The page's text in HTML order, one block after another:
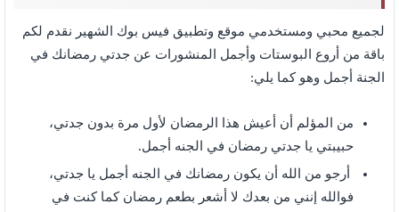
لجميع محبي ومستخدمي موقع وتطبيق فيس بوك الشهير نقدم لكم
باقة من أروع البوستات وأجمل المنشورات عن جدتي رمضانك في
الجنة أجمل وهو كما يلي:
من المؤلم أن أعيش هذا الرمضان لأول مرة بدون جدتي،
حبيبتي يا جدتي رمضان في الجنه أجمل.
أرجو من الله أن يكون رمضانك في الجنه أجمل يا جدتي،
فوالله إنني من بعدك لا أشعر بطعم رمضان كما كنت في